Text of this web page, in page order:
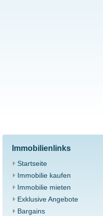
Immobilienlinks
Startseite
Immobilie kaufen
Immobilie mieten
Exklusive Angebote
Bargains